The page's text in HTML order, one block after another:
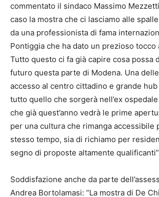
commentato il sindaco Massimo
caso la mostra che ci lasciamo alle
da una professionista di fama
Pontiggia che ha dato un prezioso tocco
Tutto questo ci fa già capire cosa possa
futuro questa parte di Modena. Una
accesso al centro cittadino e grande
tutto quello che sorgerà nell’ex ospedale
che già quest’anno vedrà le prime
per una cultura che rimanga accessibile
stesso tempo, sia di richiamo per
segno di proposte altamente
Soddisfazione anche da parte
Andrea Bortolamasi: “La mostra di De